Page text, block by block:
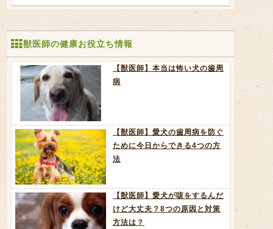
獣医師の健康お役立ち情報
【獣医師】本当は怖い犬の歯周
病
【獣医師】愛犬の歯周病を防ぐ
ために今日からできる4つの方
法
【獣医師】愛犬が咳をするんだ
けど大丈夫？8つの原因と対策
方法は？